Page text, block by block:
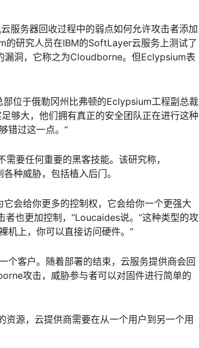
服务器回收过程中的弱点如何允许攻击者添加
研究人员在IBM的SoftLayer云服务上测试了
洞，它称之为Cloudborne。但Eclypsium表
位于俄勒冈州比弗顿的Eclypsium工程副总裁
够大，他们拥有真正的安全团队正在进行这种
错过这一点。“
要任何重要的黑客技能。该研究称，
种威胁，包括植入后门。
会给你更多的控制权，它会给你一个更强大
也更加控制，“Loucaides说。“这种类型的攻
机上，你可以直接访问硬件。”
个客户。随着部署的结束，云服务提供商会回
攻击，威胁参与者可以对固件进行简单的
源，云提供商需要在从一个用户到另一个用